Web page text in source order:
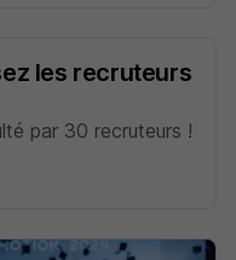
les recruteurs
par 30 recruteurs !